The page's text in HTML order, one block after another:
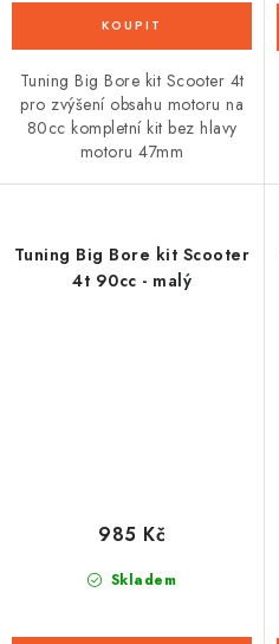
Tuning Big Bore kit Scooter 4t
pro zvýšení obsahu motoru na
80cc kompletní kit bez hlavy
motoru 47mm
Tuning Big Bore kit Scooter
4t 90cc - malý
Skladem
985 Kč